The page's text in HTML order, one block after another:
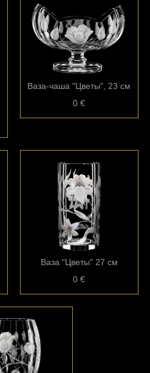
Ваза-чаша "Цветы", 23 см
0 €
Ваза "Цветы" 27 см
0 €